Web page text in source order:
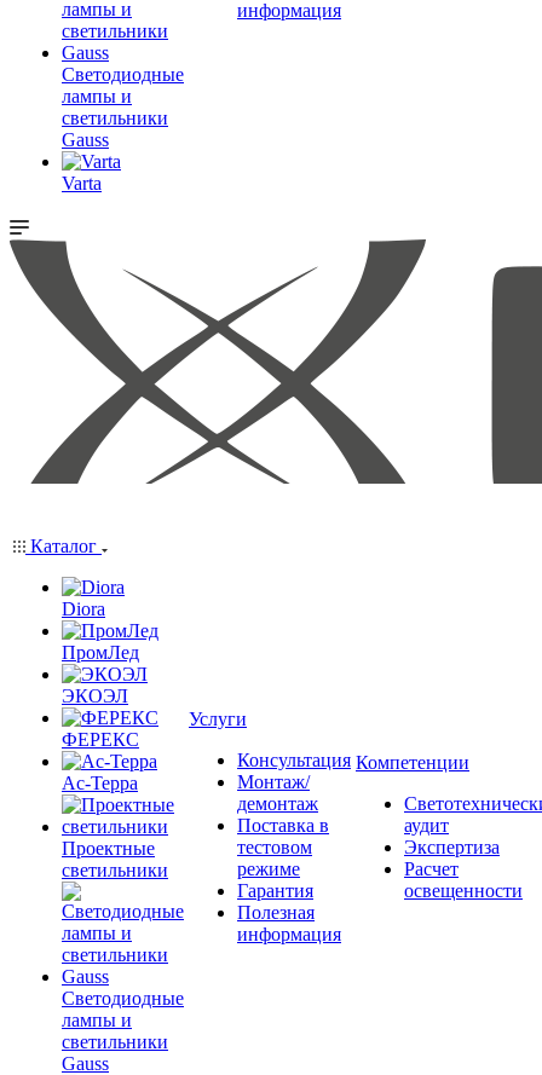
Светодиодные
лампы и
светильники
Gauss
Varta
информация
Каталог
Diora
ПромЛед
ЭКОЭЛ
ФЕРЕКС
Ас-Терра
Проектные
светильники
Светодиодные
лампы и
светильники
Gauss
Услуги
Консультация
Монтаж/
демонтаж
Поставка в
тестовом
режиме
Гарантия
Полезная
информация
Компетенции
аудит
Экспертиза
Расчет
освещенности